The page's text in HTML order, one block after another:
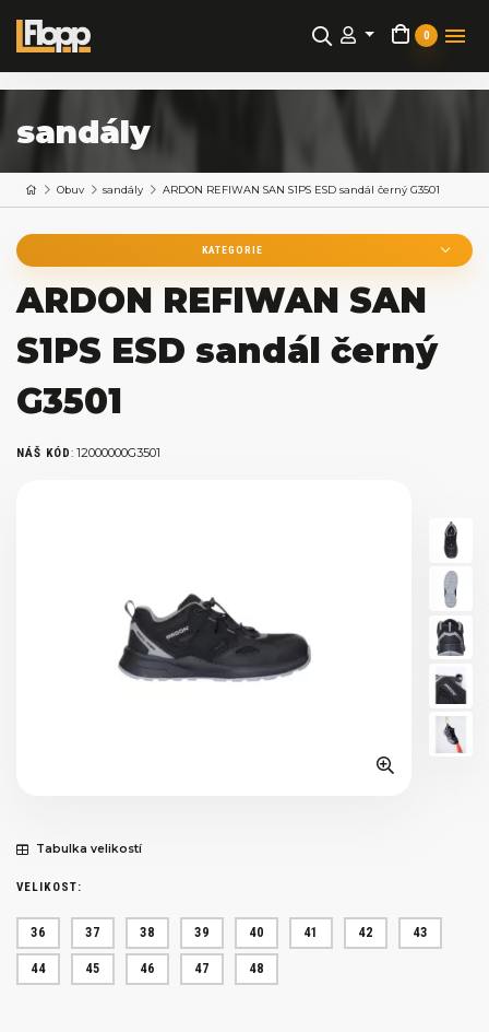
0
sandály
Obuv sandály ARDON REFIWAN SAN S1PS ESD sandál černý G3501
KATEGORIE
ARDON REFIWAN SAN
S1PS ESD sandál černý
G3501
NÁŠ KÓD: 12000000G3501
Tabulka velikostí
VELIKOST:
36 37 38 39 40 41 42 43
44 45 46 47 48